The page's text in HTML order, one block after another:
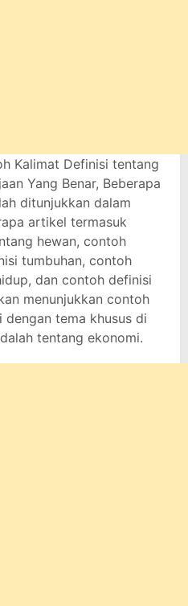
Kalimat Definisi tentang
Yang Benar, Beberapa
ditunjukkan dalam
artikel termasuk
hewan, contoh
tumbuhan, contoh
dan contoh definisi
menunjukkan contoh
dengan tema khusus di
tentang ekonomi.